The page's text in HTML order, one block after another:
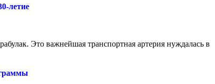
летие
Это важнейшая транспортная артерия нуждалась в